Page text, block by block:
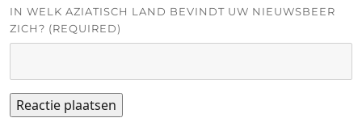
IN WELK AZIATISCH LAND BEVINDT UW NIEUWSBEER
ZICH? (REQUIRED)